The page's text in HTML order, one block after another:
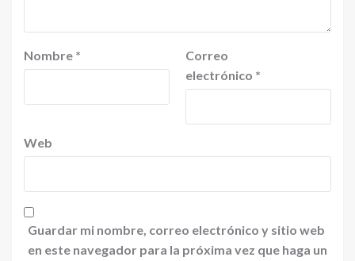
Nombre *
Correo
electrónico *
Web
Guardar mi nombre, correo electrónico y sitio web
en este navegador para la próxima vez que haga un